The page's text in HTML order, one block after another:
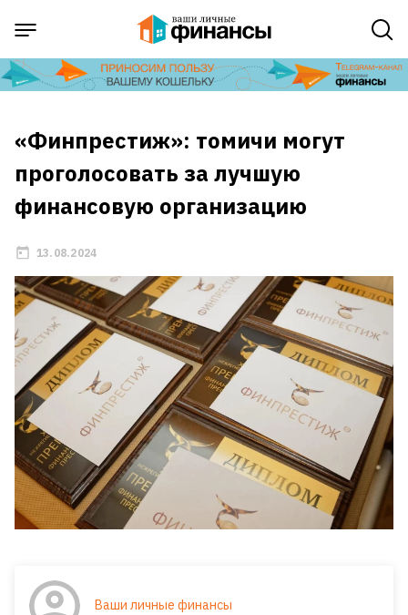
«Финпрестиж»: томичи могут
проголосовать за лучшую
финансовую организацию
13.08.2024
Ваши личные финансы